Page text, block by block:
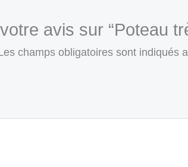
avis sur “Poteau
champs obligatoires sont indiqués